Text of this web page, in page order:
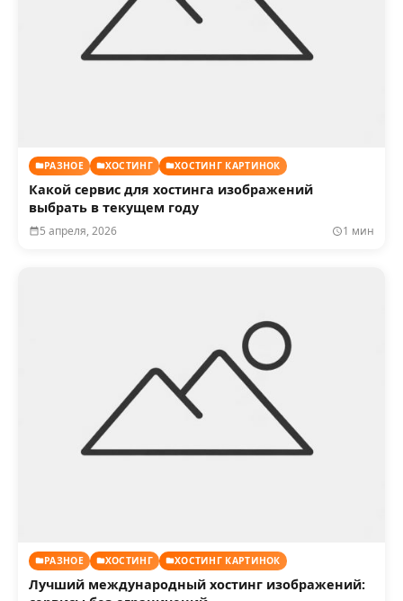
РАЗНОЕ ХОСТИНГ ХОСТИНГ КАРТИНОК
Какой сервис для хостинга изображений
выбрать в текущем году
5 апреля, 2026 1 мин
РАЗНОЕ ХОСТИНГ ХОСТИНГ КАРТИНОК
Лучший международный хостинг изображений: